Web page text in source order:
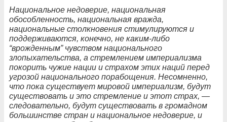
Национальное недоверие, национальная
обособленность, национальная вражда,
национальные столкновения стимулируются и
поддерживаются, конечно, не каким-либо
“врожденным” чувством национального
злопыхательства, а стремлением империализма
покорить чужие нации и страхом этих наций перед
угрозой национального порабощения. Несомненно,
что пока существует мировой империализм, будут
существовать и это стремление и этот страх, —
следовательно, будут существовать в громадном
большинстве стран и национальное недоверие, и